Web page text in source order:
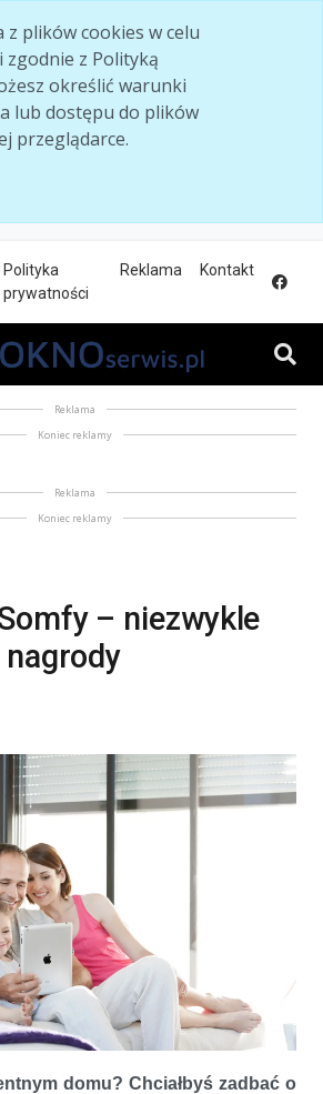
plików cookies w celu
zgodnie z Polityką
określić warunki
lub dostępu do plików
przeglądarce.
Polityka
prywatności
Reklama Kontakt
Reklama
Koniec reklamy
Reklama
Koniec reklamy
– niezwykle
domu? Chciałbyś zadbać o